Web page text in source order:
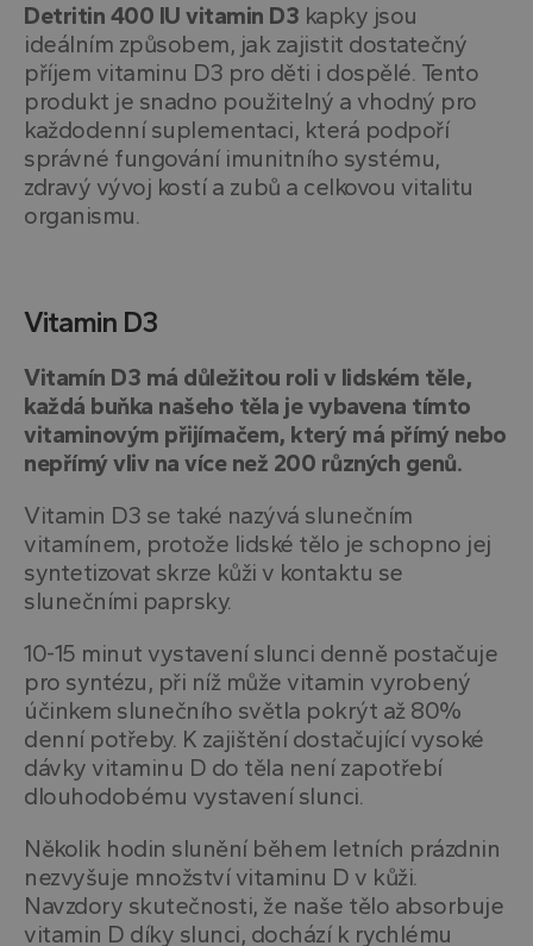
Detritin 400 IU vitamin D3 kapky jsou
ideálním způsobem, jak zajistit dostatečný
příjem vitaminu D3 pro děti i dospělé. Tento
produkt je snadno použitelný a vhodný pro
každodenní suplementaci, která podpoří
správné fungování imunitního systému,
zdravý vývoj kostí a zubů a celkovou vitalitu
organismu.
Vitamin D3
Vitamín D3 má důležitou roli v lidském těle,
každá buňka našeho těla je vybavena tímto
vitaminovým přijímačem, který má přímý nebo
nepřímý vliv na více než 200 různých genů.
Vitamin D3 se také nazývá slunečním
vitamínem, protože lidské tělo je schopno jej
syntetizovat skrze kůži v kontaktu se
slunečními paprsky.
10-15 minut vystavení slunci denně postačuje
pro syntézu, při níž může vitamin vyrobený
účinkem slunečního světla pokrýt až 80%
denní potřeby. K zajištění dostačující vysoké
dávky vitaminu D do těla není zapotřebí
dlouhodobému vystavení slunci.
Několik hodin slunění během letních prázdnin
nezvyšuje množství vitaminu D v kůži.
Navzdory skutečnosti, že naše tělo absorbuje
vitamin D díky slunci, dochází k rychlému